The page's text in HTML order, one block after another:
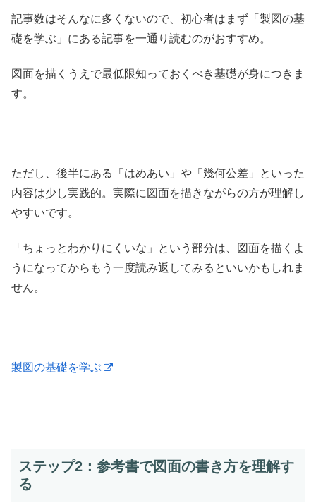
記事数はそんなに多くないので、初心者はまず「製図の基
礎を学ぶ」にある記事を一通り読むのがおすすめ。
図面を描くうえで最低限知っておくべき基礎が身につきま
す。
ただし、後半にある「はめあい」や「幾何公差」といった
内容は少し実践的。実際に図面を描きながらの方が理解し
やすいです。
「ちょっとわかりにくいな」という部分は、図面を描くよ
うになってからもう一度読み返してみるといいかもしれま
せん。
製図の基礎を学ぶ
ステップ2：参考書で図面の書き方を理解す
る